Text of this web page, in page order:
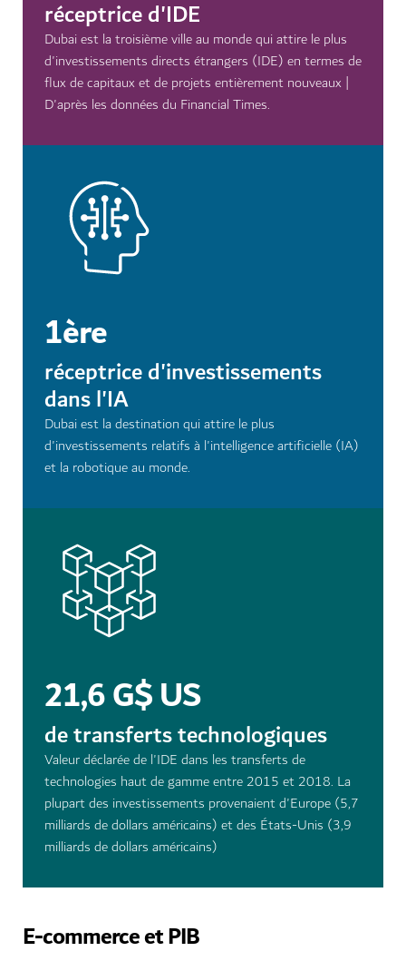
réceptrice d'IDE
Dubai est la troisième ville au monde qui attire le plus
d'investissements directs étrangers (IDE) en termes de
flux de capitaux et de projets entièrement nouveaux |
D'après les données du Financial Times.
1ère
réceptrice d'investissements
dans l'IA
Dubai est la destination qui attire le plus
d'investissements relatifs à l'intelligence artificielle (IA)
et la robotique au monde.
21,6 G$ US
de transferts technologiques
Valeur déclarée de l'IDE dans les transferts de
technologies haut de gamme entre 2015 et 2018. La
plupart des investissements provenaient d'Europe (5,7
milliards de dollars américains) et des États-Unis (3,9
milliards de dollars américains)
E-commerce et PIB